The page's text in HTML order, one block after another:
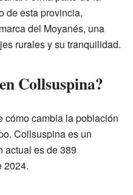
de esta provincia,
del Moyanés, una
rurales y su tranquilidad.
Collsuspina?
cómo cambia la población
Collsuspina es un
actual es de 389
2024.